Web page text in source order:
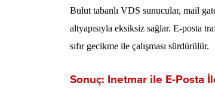
Bulut tabanlı VDS sunucular, mail
altyapısıyla eksiksiz sağlar. E-posta
sıfır gecikme ile çalışması sürdürülür.
Sonuç: Inetmar ile E-Posta